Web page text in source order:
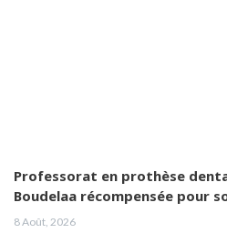
Professorat en prothèse
Boudelaa récompensée pour
8 Août, 2026